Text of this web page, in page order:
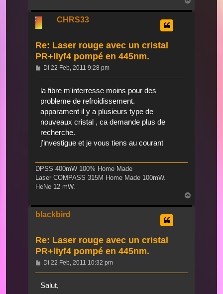
CHRS33
Re: Laser rouge avec un cristal
PR+liyf4 pompé en 445nm.
Beitrag
Di 22 Feb, 2011 9:28 pm
la fibre m'interresse moins pour des
probleme de refroidissement.
apparament il y a plusieurs type de
nouveaux cristal , ca demande plus de
recherche.
j'investigue et je vous tiens au courant
DPSS 400mW 100% Home Made
Laser COMPASS 315M Home Made 100mW.
HeNe 12 mW.
blackbird
Re: Laser rouge avec un cristal
PR+liyf4 pompé en 445nm.
Beitrag
Di 22 Feb, 2011 10:32 pm
Salut,